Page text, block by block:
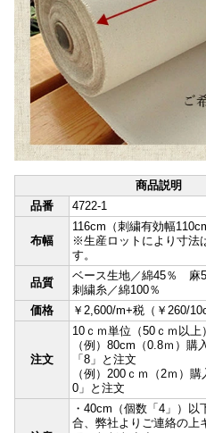
商品説明
品番
4722-1
布幅
116cm（刺繍有効幅
※生産ロットにより寸法
す。
品質
ベース生地／綿45％ 麻
刺繍糸／綿100％
価格
￥2,600/m+税（￥260/
注文
10ｃｍ単位（50ｃｍ以上）
（例）80cm（0.8ｍ）
「8」と注文
（例）200ｃｍ（2ｍ）
0」と注文
・40cm（個数「4」）以
合、弊社よりご連絡の上